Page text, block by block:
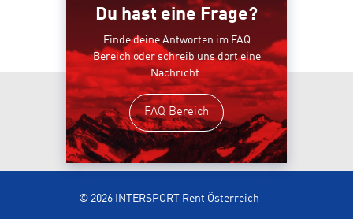
Du hast eine Frage?
Finde deine Antworten im FAQ
Bereich oder schreib uns dort eine
Nachricht.
FAQ Bereich
© 2026 INTERSPORT Rent Österreich